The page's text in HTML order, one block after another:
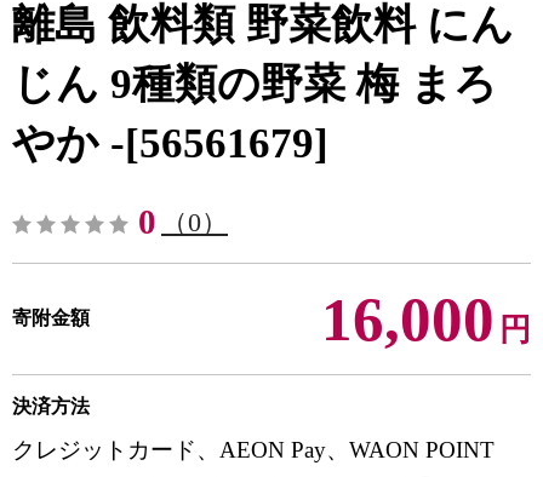
離島 飲料類 野菜飲料 にん
じん 9種類の野菜 梅 まろ
やか -[56561679]
0 （0）
寄附金額 16,000 円
決済方法
クレジットカード、AEON Pay、WAON POINT